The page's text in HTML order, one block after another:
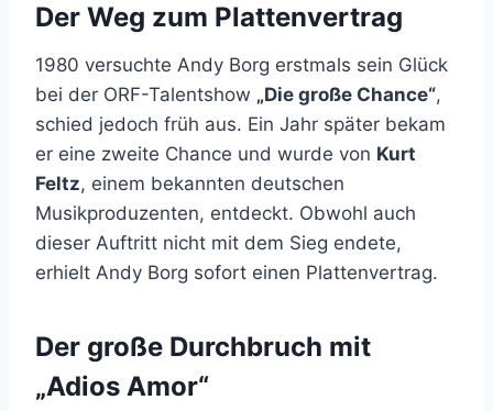
Der Weg zum Plattenvertrag
1980 versuchte Andy Borg erstmals sein Glück
bei der ORF-Talentshow „Die große Chance“,
schied jedoch früh aus. Ein Jahr später bekam
er eine zweite Chance und wurde von Kurt
Feltz, einem bekannten deutschen
Musikproduzenten, entdeckt. Obwohl auch
dieser Auftritt nicht mit dem Sieg endete,
erhielt Andy Borg sofort einen Plattenvertrag.
Der große Durchbruch mit
„Adios Amor“